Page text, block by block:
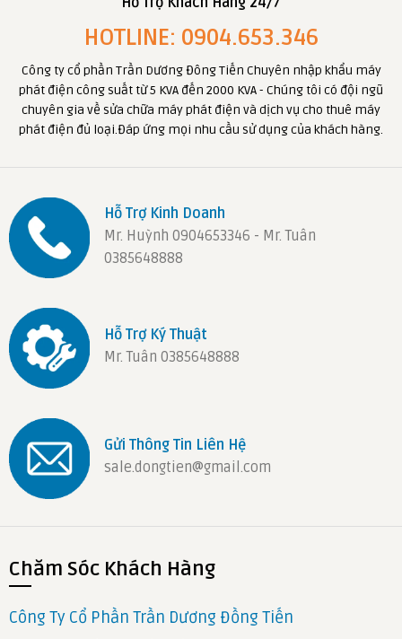
HOTLINE: 0904.653.346
Công ty cổ phần Trần Dương Đông Tiến Chuyên nhập khẩu máy
phát điện công suất từ 5 KVA đến 2000 KVA - Chúng tôi có đội ngũ
chuyên gia về sửa chữa máy phát điện và dịch vụ cho thuê máy
phát điện đủ loại.Đáp ứng mọi nhu cầu sử dụng của khách hàng.
Hỗ Trợ Kinh Doanh
Mr. Huỳnh 0904653346 - Mr. Tuân
0385648888
Hỗ Trợ Ký Thuật
Mr. Tuân 0385648888
Gửi Thông Tin Liên Hệ
sale.dongtien@gmail.com
Chăm Sóc Khách Hàng
Công Ty Cổ Phần Trần Dương Đồng Tiến